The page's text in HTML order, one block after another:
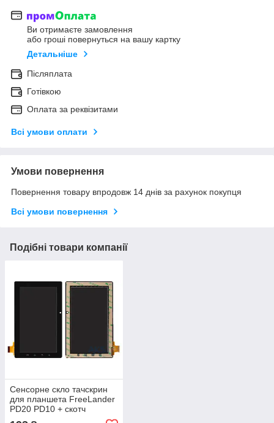
Ви отримаєте замовлення
або гроші повернуться на вашу картку
Детальніше
Післяплата
Готівкою
Оплата за реквізитами
Всі умови оплати
Умови повернення
Повернення товару впродовж 14 днів за рахунок покупця
Всі умови повернення
Подібні товари компанії
Сенсорне скло тачскрин
для планшета FreeLander
PD20 PD10 + скотч